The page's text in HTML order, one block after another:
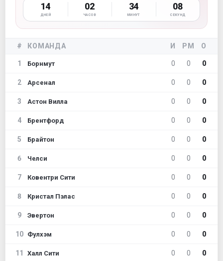
14
ДНЕЙ
02
ЧАСОВ
34
МИНУТ
07
СЕКУНД
# КОМАНДА И РМ О
1 Борнмут 0 0 0
2 Арсенал 0 0 0
3 Астон Вилла 0 0 0
4 Брентфорд 0 0 0
5 Брайтон 0 0 0
6 Челси 0 0 0
7 Ковентри Сити 0 0 0
8 Кристал Пэлас 0 0 0
9 Эвертон 0 0 0
10 Фулхэм 0 0 0
11 Халл Сити 0 0 0